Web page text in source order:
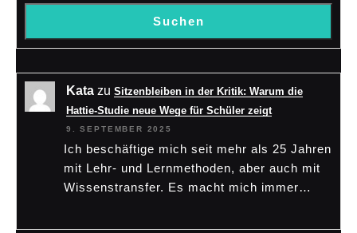
Suchen
Kata zu Sitzenbleiben in der Kritik: Warum die
Hattie-Studie neue Wege für Schüler zeigt
9. SEPTEMBER 2025
Ich beschäftige mich seit mehr als 25 Jahren
mit Lehr- und Lernmethoden, aber auch mit
Wissenstransfer. Es macht mich immer…